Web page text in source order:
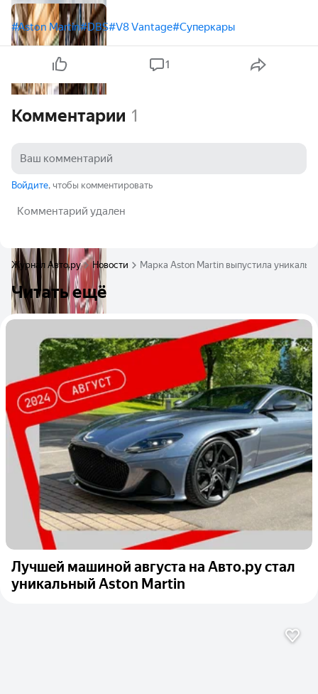
#Aston Martin#DBS#V8 Vantage#Суперкары
1
Комментарии 1
Войдите, чтобы комментировать
Комментарий удален
Журнал Авто.ру Новости Марка Aston Martin выпустила
Читать ещё
Лучшей машиной августа на Авто.ру стал
уникальный Aston Martin